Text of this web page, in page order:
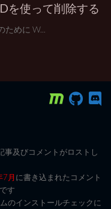
を使って削除する
めに W...
事及びコメントがロストし
7月に書き込まれたコメント
す
のインストールチェックに